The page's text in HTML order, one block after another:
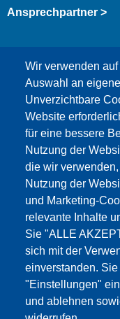
Wir verwenden
Auswahl an
Unverzichtbare
Website
für eine bessere
Nutzung der
die wir
Nutzung der
und Marketing-
relevante Inhalte
Sie "ALLE
sich mit der
einverstanden.
"Einstellungen"
und ablehnen
Ansprechpartner >
Dieser Inhalt ist
Cookies
NUR DIE
Alle